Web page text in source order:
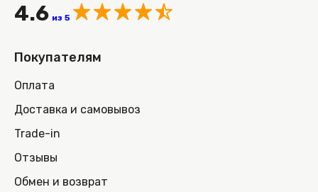
4.6 из 5
Покупателям
Оплата
Доставка и самовывоз
Trade-in
Отзывы
Обмен и возврат